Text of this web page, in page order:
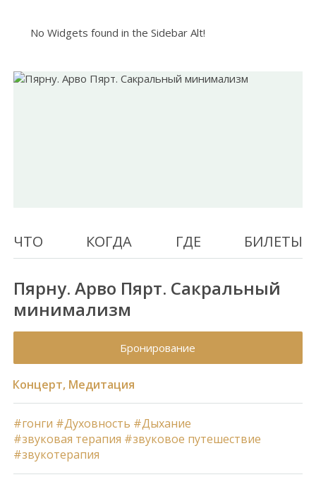
No Widgets found in the Sidebar Alt!
ЧТО КОГДА ГДЕ БИЛЕТЫ
Пярну. Арво Пярт. Сакральный
минимализм
Бронирование
Концерт, Медитация
#гонги #Духовность #Дыхание
#звуковая терапия #звуковое путешествие
#звукотерапия